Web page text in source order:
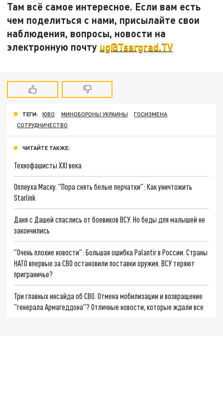
Там всё самое интересное. Если вам есть
чем поделиться с нами, присылайте свои
наблюдения, вопросы, новости на
электронную почту ug@Tsargrad.TV
ТЕГИ: ЮВО МИНОБОРОНЫ УКРАИНЫ
ГОСИЗМЕНА
СОТРУДНИЧЕСТВО
ЧИТАЙТЕ ТАКЖЕ:
Технофашисты XXI века
Оплеуха Маску. "Пора снять белые перчатки": Как уничтожить
Starlink
Даня с Дашей спаслись от боевиков ВСУ. Но беды для малышей не
закончились
"Очень плохие новости": Большая ошибка Palantir в России. Страны
НАТО впервые за СВО остановили поставки оружия. ВСУ теряют
приграничье?
Три главных инсайда об СВО. Отмена мобилизации и возвращение
"генерала Армагеддона"? Отличные новости, которые ждали все